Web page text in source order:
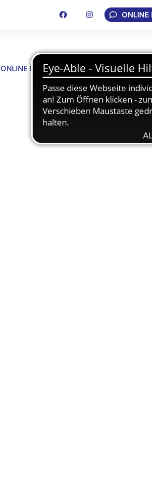
ONLINE
ONLINE BUCHEN KONTAKT